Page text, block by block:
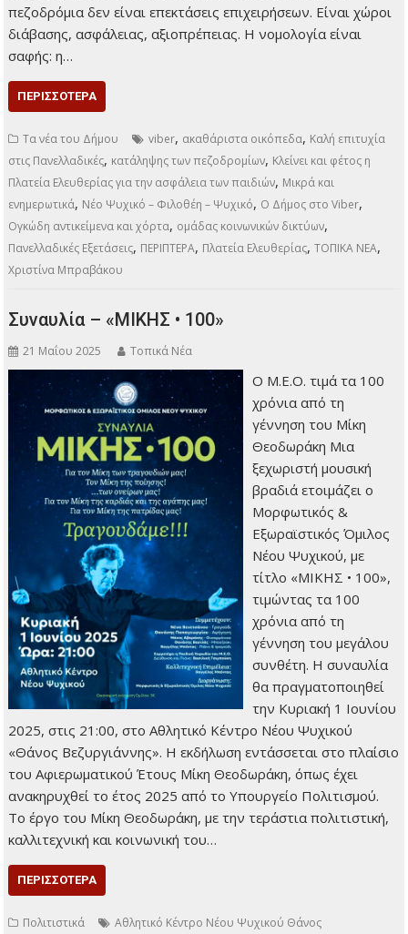
πεζοδρόμια δεν είναι επεκτάσεις επιχειρήσεων. Είναι χώροι
διάβασης, ασφάλειας, αξιοπρέπειας. Η νομολογία είναι
σαφής: η…
ΠΕΡΙΣΣΌΤΕΡΑ
Τα νέα του Δήμου viber, ακαθάριστα οικόπεδα, Καλή επιτυχία
στις Πανελλαδικές, κατάληψης των πεζοδρομίων, Κλείνει και φέτος η
Πλατεία Ελευθερίας για την ασφάλεια των παιδιών, Μικρά και
ενημερωτικά, Νέο Ψυχικό – Φιλοθέη – Ψυχικό, Ο Δήμος στο Viber,
Ογκώδη αντικείμενα και χόρτα, ομάδας κοινωνικών δικτύων,
Πανελλαδικές Εξετάσεις, ΠΕΡΙΠΤΕΡΑ, Πλατεία Ελευθερίας,ΤΟΠΙΚΑ ΝΕΑ,
Χριστίνα Μπραβάκου
Συναυλία – «ΜΙΚΗΣ • 100»
21 Μαΐου 2025 Τοπικά Νέα
Ο Μ.Ε.Ο. τιμά τα 100
χρόνια από τη
γέννηση του Μίκη
Θεοδωράκη Μια
ξεχωριστή μουσική
βραδιά ετοιμάζει ο
Μορφωτικός &
Εξωραϊστικός Όμιλος
Νέου Ψυχικού, με
τίτλο «ΜΙΚΗΣ • 100»,
τιμώντας τα 100
χρόνια από τη
γέννηση του μεγάλου
συνθέτη. Η συναυλία
θα πραγματοποιηθεί
την Κυριακή 1 Ιουνίου
2025, στις 21:00, στο Αθλητικό Κέντρο Νέου Ψυχικού
«Θάνος Βεζυργιάννης». Η εκδήλωση εντάσσεται στο πλαίσιο
του Αφιερωματικού Έτους Μίκη Θεοδωράκη, όπως έχει
ανακηρυχθεί το έτος 2025 από το Υπουργείο Πολιτισμού.
Το έργο του Μίκη Θεοδωράκη, με την τεράστια πολιτιστική,
καλλιτεχνική και κοινωνική του…
ΠΕΡΙΣΣΌΤΕΡΑ
Πολιτιστικά Αθλητικό Κέντρο Νέου Ψυχικού Θάνος